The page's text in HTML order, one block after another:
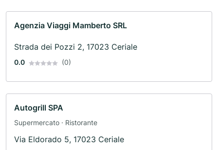
Agenzia Viaggi Mamberto SRL
Strada dei Pozzi 2, 17023 Ceriale
0.0 (0)
Autogrill SPA
Supermercato · Ristorante
Via Eldorado 5, 17023 Ceriale